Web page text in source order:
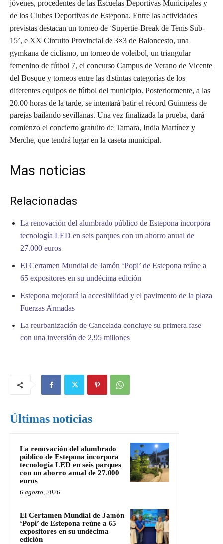
jóvenes, procedentes de las Escuelas Deportivas Municipales y
de los Clubes Deportivas de Estepona. Entre las actividades
previstas destacan un torneo de ‘Supertie-Break de Tenis Sub-
15’, e XX Circuito Provincial de 3×3 de Baloncesto, una
gymkana de ciclismo, un torneo de voleibol, un triangular
femenino de fútbol 7, el concurso Campus de Verano de Vicente
del Bosque y torneos entre las distintas categorías de los
diferentes equipos de fútbol del municipio. Posteriormente, a las
20.00 horas de la tarde, se intentará batir el récord Guinness de
parejas bailando sevillanas. Una vez finalizada la prueba, dará
comienzo el concierto gratuito de Tamara, India Martínez y
Merche, que tendrá lugar en la caseta municipal.
Mas noticias
Relacionadas
La renovación del alumbrado público de Estepona incorpora
tecnología LED en seis parques con un ahorro anual de
27.000 euros
El Certamen Mundial de Jamón ‘Popi’ de Estepona reúne a
65 expositores en su undécima edición
Estepona mejorará la accesibilidad y el pavimento de la plaza
Fuerzas Armadas
La reurbanización de Cancelada concluye su primera fase
con una inversión de 2,95 millones
Últimas noticias
La renovación del alumbrado
público de Estepona incorpora
tecnología LED en seis parques
con un ahorro anual de 27.000
euros
6 agosto, 2026
El Certamen Mundial de Jamón
‘Popi’ de Estepona reúne a 65
expositores en su undécima
edición